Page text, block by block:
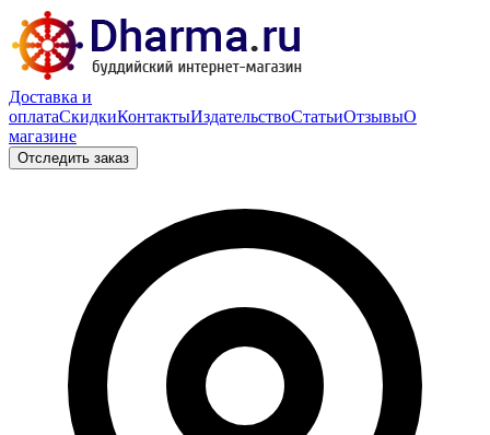
Доставка и
оплатаСкидкиКонтактыИздательствоСтатьиОтзывыО
магазине
Отследить заказ